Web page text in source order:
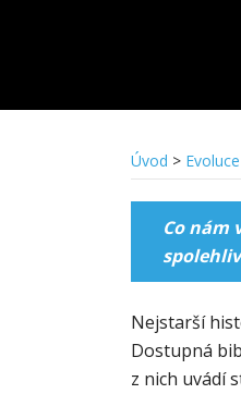
Úvod >
Co nám
Nejstarší
Dostupná
z nich uvádí